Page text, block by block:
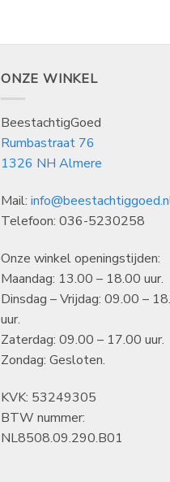
ONZE WINKEL
BeestachtigGoed
Rumbastraat 76
1326 NH Almere
Mail:
Telefoon: 036-5230258
Onze winkel openingstijden:
Maandag: 13.00 – 18.00 uur.
Dinsdag – Vrijdag: 09.00 –
uur.
Zaterdag: 09.00 – 17.00 uur.
Zondag: Gesloten.
KVK: 53249305
BTW nummer:
NL8508.09.290.B01